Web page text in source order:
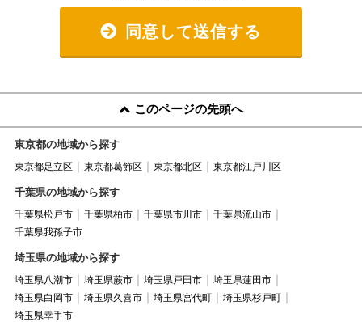
同意して送信する
このページの先頭へ
東京都の地域から探す
東京都足立区 東京都葛飾区 東京都北区 東京都江戸川区
千葉県の地域から探す
千葉県松戸市 千葉県柏市 千葉県市川市
千葉県流山市
千葉県我孫子市
埼玉県の地域から探す
埼玉県八潮市 埼玉県蕨市 埼玉県戸田市
埼玉県蓮田市
埼玉県白岡市
埼玉県久喜市 埼玉県宮代町
埼玉県杉戸町
埼玉県幸手市